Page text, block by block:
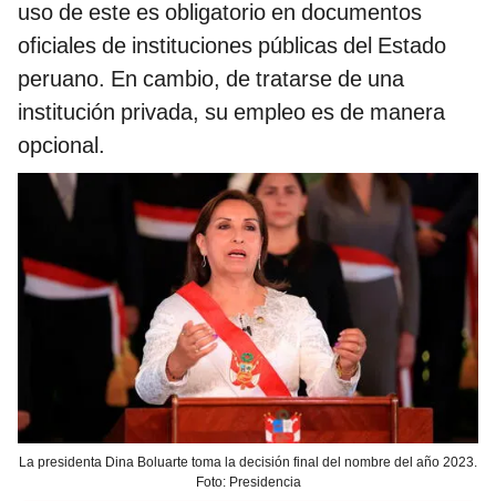
uso de este es obligatorio en documentos
oficiales de instituciones públicas del Estado
peruano. En cambio, de tratarse de una
institución privada, su empleo es de manera
opcional.
La presidenta Dina Boluarte toma la decisión final del nombre del año 2023.
Foto: Presidencia